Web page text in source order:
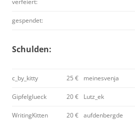
verfeiert:
gespendet:
Schulden:
c_by_kitty 25 € meinesvenja
Gipfelglueck 20 € Lutz_ek
WritingKitten 20 € aufdenbergde